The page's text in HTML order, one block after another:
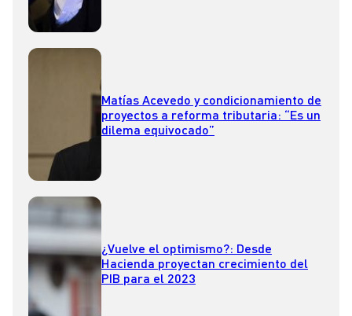
Matías Acevedo y condicionamiento de
proyectos a reforma tributaria: “Es un
dilema equivocado”
¿Vuelve el optimismo?: Desde
Hacienda proyectan crecimiento del
PIB para el 2023